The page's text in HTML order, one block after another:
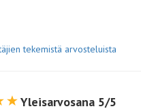
tekemistä arvosteluista
Yleisarvosana 5/5